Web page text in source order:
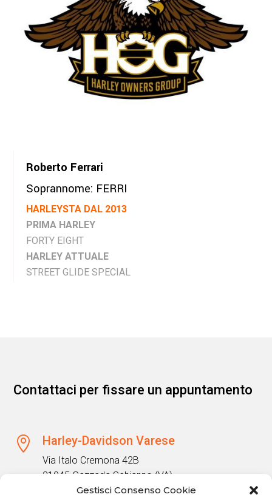
Gestisci Consenso Cookie
Roberto Ferrari
Soprannome: FERRI
HARLEYSTA DAL 2013
PRIMA HARLEY
FORTY EIGHT
HARLEY ATTUALE
STREET GLIDE SPECIAL
Contattaci per fissare un appuntamento
 Harley-Davidson Varese
Via Italo Cremona 42B
21045 Gazzada Schianno (VA)